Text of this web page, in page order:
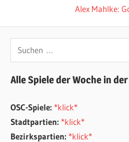
Nächster
Alex Mahlke:
Suchen
nach:
Alle Spiele der Woche in
OSC-Spiele: *klick*
Stadtpartien: *klick*
Bezirkspartien: *klick*